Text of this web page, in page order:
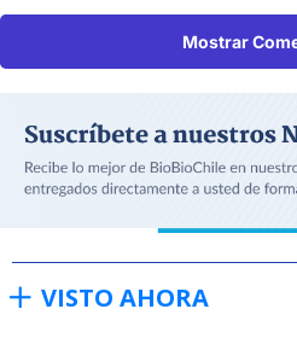
Mostrar
VISTO AHORA